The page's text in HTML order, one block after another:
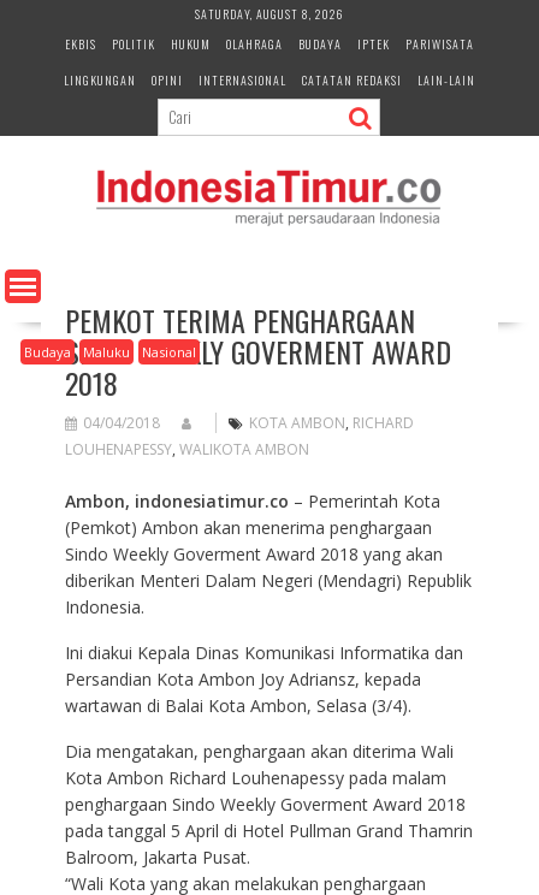
e
n
SATURDAY, AUGUST 8, 2026
EKBIS
POLITIK HUKUM OLAHRAGA BUDAYA IPTEK
PARIWISATA
LINGKUNGAN
OPINI INTERNASIONAL CATATAN REDAKSI LAIN-LAIN
Budaya Maluku Nasional
PEMKOT TERIMA PENGHARGAAN
SINDO WEEKLY GOVERMENT AWARD
2018
04/04/2018 KOTA AMBON, RICHARD
LOUHENAPESSY, WALIKOTA AMBON
Ambon, indonesiatimur.co – Pemerintah Kota
(Pemkot) Ambon akan menerima penghargaan
Sindo Weekly Goverment Award 2018 yang akan
diberikan Menteri Dalam Negeri (Mendagri) Republik
Indonesia.
Ini diakui Kepala Dinas Komunikasi Informatika dan
Persandian Kota Ambon Joy Adriansz, kepada
wartawan di Balai Kota Ambon, Selasa (3/4).
Dia mengatakan, penghargaan akan diterima Wali
Kota Ambon Richard Louhenapessy pada malam
penghargaan Sindo Weekly Goverment Award 2018
pada tanggal 5 April di Hotel Pullman Grand Thamrin
Balroom, Jakarta Pusat.
“Wali Kota yang akan melakukan penghargaan